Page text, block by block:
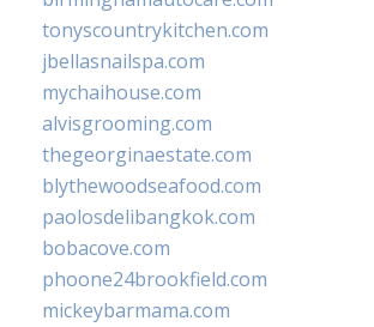
tonyscountrykitchen.com
jbellasnailspa.com
mychaihouse.com
alvisgrooming.com
thegeorginaestate.com
blythewoodseafood.com
paolosdelibangkok.com
bobacove.com
phoone24brookfield.com
mickeybarmama.com